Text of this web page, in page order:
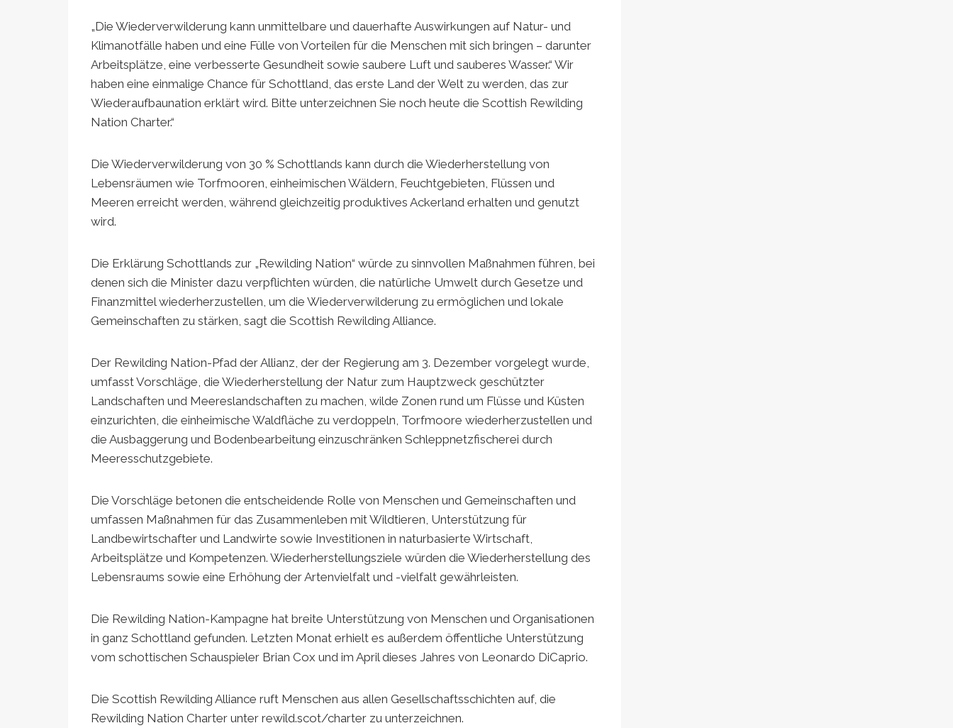
„Die Wiederverwilderung kann unmittelbare und dauerhafte Auswirkungen auf Natur- und
Klimanotfälle haben und eine Fülle von Vorteilen für die Menschen mit sich bringen – darunter
Arbeitsplätze, eine verbesserte Gesundheit sowie saubere Luft und sauberes Wasser.“ Wir
haben eine einmalige Chance für Schottland, das erste Land der Welt zu werden, das zur
Wiederaufbaunation erklärt wird. Bitte unterzeichnen Sie noch heute die Scottish Rewilding
Nation Charter.“
Die Wiederverwilderung von 30 % Schottlands kann durch die Wiederherstellung von
Lebensräumen wie Torfmooren, einheimischen Wäldern, Feuchtgebieten, Flüssen und
Meeren erreicht werden, während gleichzeitig produktives Ackerland erhalten und genutzt
wird.
Die Erklärung Schottlands zur „Rewilding Nation“ würde zu sinnvollen Maßnahmen führen, bei
denen sich die Minister dazu verpflichten würden, die natürliche Umwelt durch Gesetze und
Finanzmittel wiederherzustellen, um die Wiederverwilderung zu ermöglichen und lokale
Gemeinschaften zu stärken, sagt die Scottish Rewilding Alliance.
Der Rewilding Nation-Pfad der Allianz, der der Regierung am 3. Dezember vorgelegt wurde,
umfasst Vorschläge, die Wiederherstellung der Natur zum Hauptzweck geschützter
Landschaften und Meereslandschaften zu machen, wilde Zonen rund um Flüsse und Küsten
einzurichten, die einheimische Waldfläche zu verdoppeln, Torfmoore wiederherzustellen und
die Ausbaggerung und Bodenbearbeitung einzuschränken Schleppnetzfischerei durch
Meeresschutzgebiete.
Die Vorschläge betonen die entscheidende Rolle von Menschen und Gemeinschaften und
umfassen Maßnahmen für das Zusammenleben mit Wildtieren, Unterstützung für
Landbewirtschafter und Landwirte sowie Investitionen in naturbasierte Wirtschaft,
Arbeitsplätze und Kompetenzen. Wiederherstellungsziele würden die Wiederherstellung des
Lebensraums sowie eine Erhöhung der Artenvielfalt und -vielfalt gewährleisten.
Die Rewilding Nation-Kampagne hat breite Unterstützung von Menschen und Organisationen
in ganz Schottland gefunden. Letzten Monat erhielt es außerdem öffentliche Unterstützung
vom schottischen Schauspieler Brian Cox und im April dieses Jahres von Leonardo DiCaprio.
Die Scottish Rewilding Alliance ruft Menschen aus allen Gesellschaftsschichten auf, die
Rewilding Nation Charter unter rewild.scot/charter zu unterzeichnen.